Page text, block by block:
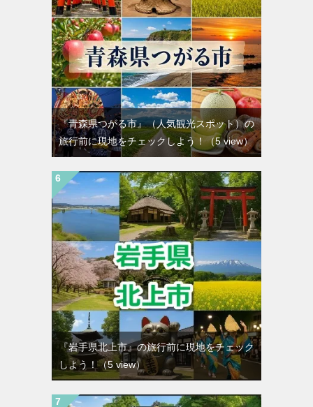
『青森県つがる市』（人気観光スポット）の
旅行前に現地をチェックしよう！（5 view）
『岩手県北上市』の旅行前に現地をチェック
しよう！（5 view）